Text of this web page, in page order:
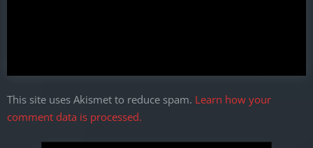
This site uses Akismet to reduce spam. Learn how your
comment data is processed.